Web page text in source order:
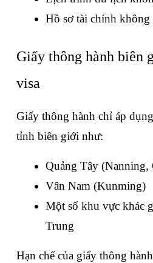
Hồ sơ tài chính không
Giấy thông hành biên
visa
Giấy thông hành chỉ áp
tỉnh biên giới như:
Quảng Tây
Vân Nam (Kunming)
Một số khu vực khác
Trung
Hạn chế của giấy thông